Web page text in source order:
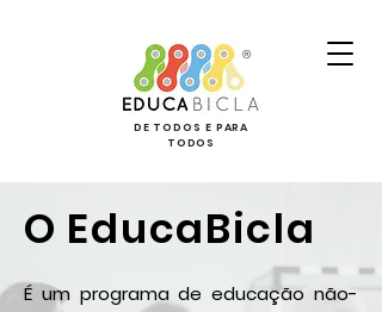
DE TODOS E PARA
TODOS
O EducaBicla
É um programa de educação não-